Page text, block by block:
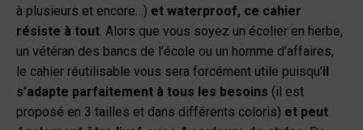
à plusieurs et encore…) et waterproof, ce cahier
résiste à tout. Alors que vous soyez un écolier en herbe,
un vétéran des bancs de l’école ou un homme d’affaires,
le cahier réutilisable vous sera forcément utile puisqu’il
s’adapte parfaitement à tous les besoins (il est
proposé en 3 tailles et dans différents coloris) et peut